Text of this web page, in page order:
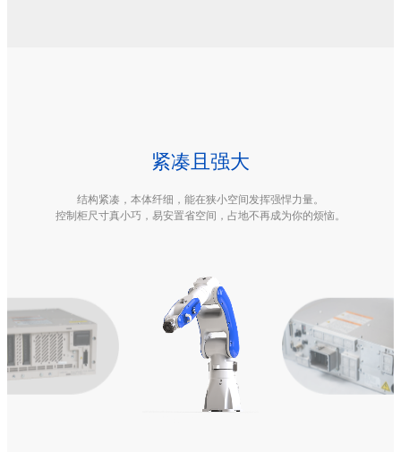
紧凑且强大
结构紧凑，本体纤细，能在狭小空间发挥强悍力量。
控制柜尺寸真小巧，易安置省空间，占地不再成为你的烦恼。